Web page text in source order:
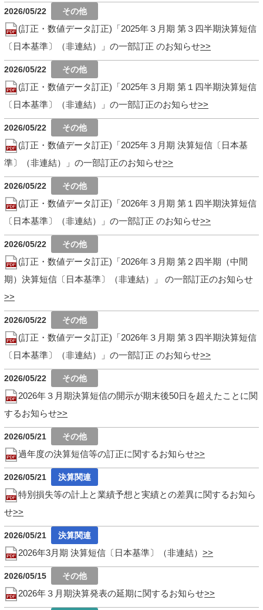
2026/05/22
(訂正・数値データ訂正)「2025年３月期 第３四半期決算短信
〔日本基準〕（非連結）」の一部訂正 のお知らせ
2026/05/22
(訂正・数値データ訂正)「2025年３月期 第１四半期決算短信
〔日本基準〕（非連結）」の一部訂正のお知らせ
2026/05/22
(訂正・数値データ訂正)「2025年３月期 決算短信〔日本基
準〕（非連結）」の一部訂正のお知らせ
2026/05/22
(訂正・数値データ訂正)「2026年３月期 第１四半期決算短信
〔日本基準〕（非連結）」の一部訂正 のお知らせ
2026/05/22
(訂正・数値データ訂正)「2026年３月期 第２四半期（中間
期）決算短信〔日本基準〕（非連結）」 の一部訂正のお知らせ
2026/05/22
(訂正・数値データ訂正)「2026年３月期 第３四半期決算短信
〔日本基準〕（非連結）」の一部訂正 のお知らせ
2026/05/22
2026年３月期決算短信の開示が期末後50日を超えたことに関
するお知らせ
2026/05/21
過年度の決算短信等の訂正に関するお知らせ
2026/05/21
特別損失等の計上と業績予想と実績との差異に関するお知ら
せ
2026/05/21
2026年3月期 決算短信〔日本基準〕（非連結）
2026/05/15
2026年３月期決算発表の延期に関するお知らせ